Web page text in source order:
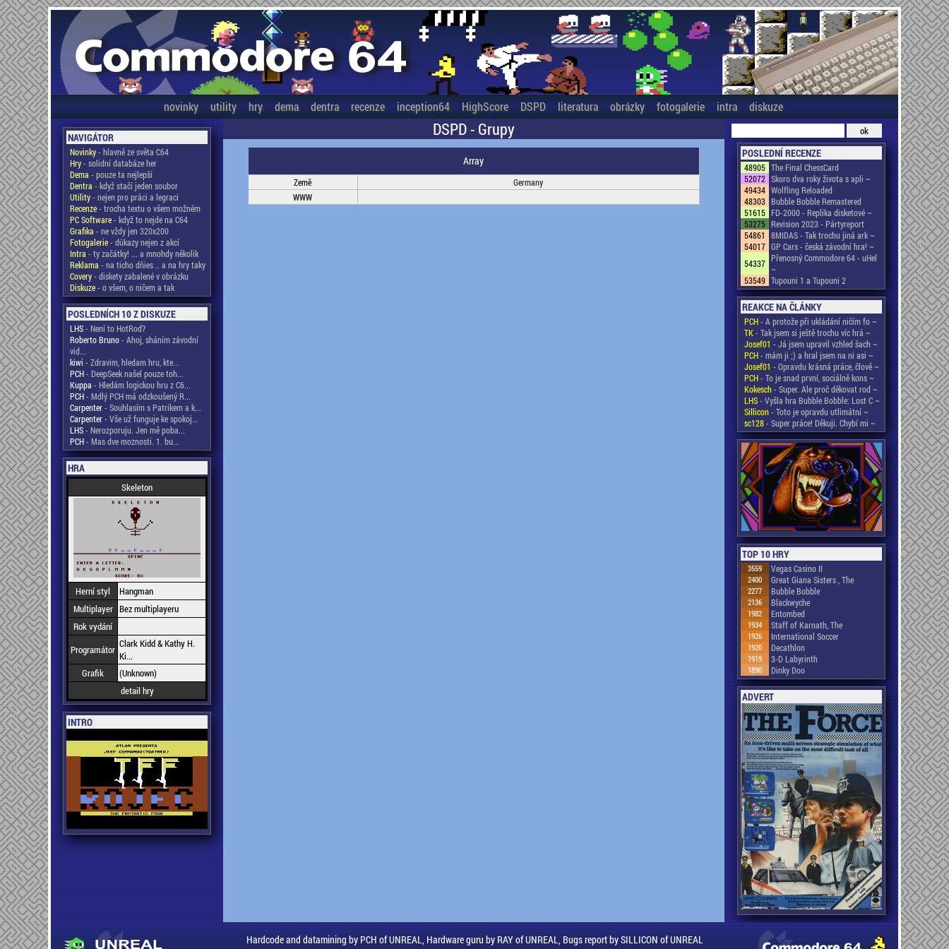
novinky utility hry dema dentra recenze inception64 HighScore DSPD literatura obrázky fotogalerie intra diskuze
NAVIGÁTOR
Novinky- hlavně ze světa C64
Hry- solidní databáze her
Dema - pouze ta nejlepší
Dentra - když stačí jeden soubor
Utility- nejen pro práci a legraci
Recenze- trocha textu o všem možném
PC Software- když to nejde na C64
Grafika - ne vždy jen 320x200
Fotogalerie- důkazy nejen z akcí
Intra - ty začátky! ... a mnohdy několik
Reklama - na ticho dňies .. a na hry taky
Covery- diskety zabalené v obrázku
Diskuze- o všem, o ničem a tak
POSLEDNÍCH 10 Z DISKUZE
LHS- Není to HotRod?
Roberto Bruno- Ahoj, sháním závodní
vid...
kiwi - Zdravim, hledam hru, kte...
PCH- DeepSeek našel pouze toh...
Kuppa - Hledám logickou hru z C6...
PCH- Mdlý PCH má odzkoušený R...
Carpenter- Souhlasím s Patrikem a k...
Carpenter- Vše už funguje ke spokoj...
LHS- Nerozporuju. Jen mě poba...
PCH- Mas dve moznosti. 1. bu...
HRA
Skeleton
Herní styl
Hangman
Multiplayer Bez multiplayeru
Rok vydání
Programátor Clark Kidd & Kathy H.
Ki...
Grafik
(Unknown)
detail hry
INTRO
DSPD - Grupy
Array
Země
Germany
WWW
POSLEDNÍ RECENZE
48905 The Final ChessCard
52072 Skoro dva roky života s apli ~
49434 Wolfling Reloaded
48303 Bubble Bobble Remastered
51615 FD-2000 - Replika disketové ~
53275 Revision 2023 - Pártyreport
54861
8MIDAS - Tak trochu jiná ark ~
54017 GP Cars - česká závodní hra! ~
54337 Přenosný Commodore 64 - uHel
~
53549 Tupouni 1 a Tupouni 2
REAKCE NA ČLÁNKY
PCH- A protože při ukládání ničím fo ~
TK- Tak jsem si ještě trochu víc hrá ~
Josef01 - Já jsem upravil vzhled šach ~
PCH- mám ji ;) a hral jsem na ni asi ~
Josef01 - Opravdu krásná práce, člově ~
PCH- To je snad první, sociálně kons ~
Kokesch- Super. Ale proč děkovat rod ~
LHS- Vyšla hra Bubble Bobble: Lost C ~
Sillicon- Toto je opravdu utlimátní ~
sc128- Super práce! Děkuji. Chybí mi ~
TOP 10 HRY
3559 Vegas Casino II
2400 Great Giana Sisters , The
2277 Bubble Bobble
2136 Blackwyche
1982 Entombed
1934 Staff of Karnath, The
1926 International Soccer
1920 Decathlon
1919 3-D Labyrinth
1890 Dinky Doo
ADVERT
Hardcode and datamining by PCH of UNREAL, Hardware guru by RAY of UNREAL, Bugs report by SILLICON of UNREAL